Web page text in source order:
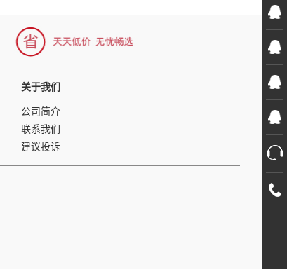
关于我们
公司简介
联系我们
建议投诉